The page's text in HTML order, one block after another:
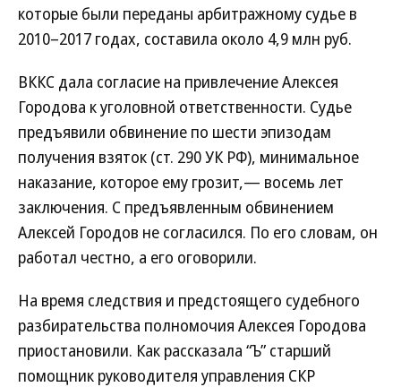
которые были переданы арбитражному судье в
2010–2017 годах, составила около 4,9 млн руб.
ВККС дала согласие на привлечение Алексея
Городова к уголовной ответственности. Судье
предъявили обвинение по шести эпизодам
получения взяток (ст. 290 УК РФ), минимальное
наказание, которое ему грозит,— восемь лет
заключения. С предъявленным обвинением
Алексей Городов не согласился. По его словам, он
работал честно, а его оговорили.
На время следствия и предстоящего судебного
разбирательства полномочия Алексея Городова
приостановили. Как рассказала “Ъ” старший
помощник руководителя управления СКР